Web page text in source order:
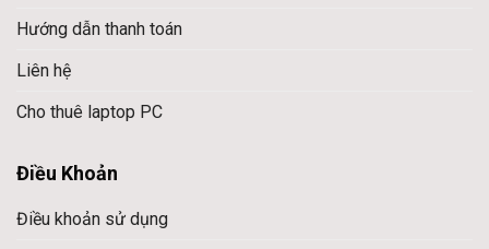
Hướng dẫn thanh toán
Liên hệ
Cho thuê laptop PC
Điều Khoản
Điều khoản sử dụng